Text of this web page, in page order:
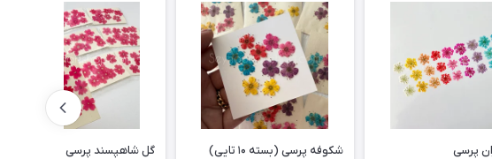
پرسی شکوفه پرسی (بسته ۱۰ تایی) گل شاهپسند پرسی